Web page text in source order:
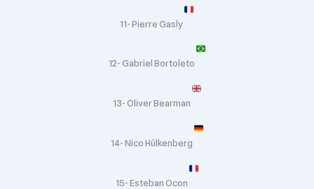
11- Pierre Gasly
12- Gabriel Bortoleto
13- Oliver Bearman
14- Nico Hülkenberg
15- Esteban Ocon